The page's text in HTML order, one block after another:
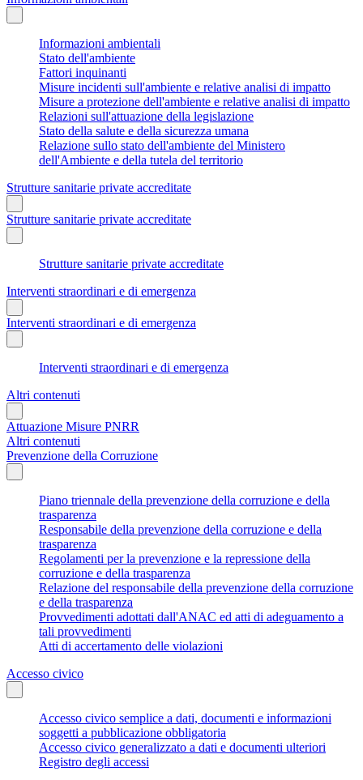
Informazioni ambientali
Stato dell'ambiente
Fattori inquinanti
Misure incidenti sull'ambiente e relative analisi di impatto
Misure a protezione dell'ambiente e relative analisi di impatto
Relazioni sull'attuazione della legislazione
Stato della salute e della sicurezza umana
Relazione sullo stato dell'ambiente del Ministero
dell'Ambiente e della tutela del territorio
Strutture sanitarie private accreditate
Strutture sanitarie private accreditate
Strutture sanitarie private accreditate
Interventi straordinari e di emergenza
Interventi straordinari e di emergenza
Interventi straordinari e di emergenza
Altri contenuti
Attuazione Misure PNRR
Altri contenuti
Prevenzione della Corruzione
Piano triennale della prevenzione della corruzione e della
trasparenza
Responsabile della prevenzione della corruzione e della
trasparenza
Regolamenti per la prevenzione e la repressione della
corruzione e della trasparenza
Relazione del responsabile della prevenzione della corruzione
e della trasparenza
Provvedimenti adottati dall'ANAC ed atti di adeguamento a
tali provvedimenti
Atti di accertamento delle violazioni
Accesso civico
Accesso civico semplice a dati, documenti e informazioni
soggetti a pubblicazione obbligatoria
Accesso civico generalizzato a dati e documenti ulteriori
Registro degli accessi